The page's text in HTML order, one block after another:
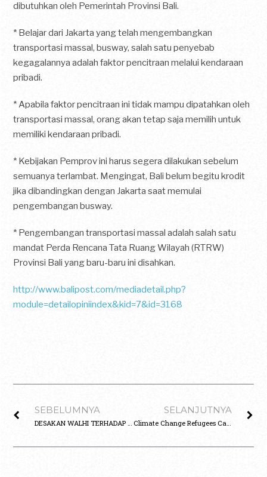
dibutuhkan oleh Pemerintah Provinsi Bali.
* Belajar dari Jakarta yang telah mengembangkan
transportasi massal, busway, salah satu penyebab
kegagalannya adalah faktor pencitraan melalui kendaraan
pribadi.
* Apabila faktor pencitraan ini tidak mampu dipatahkan oleh
transportasi massal, orang akan tetap saja memilih untuk
memiliki kendaraan pribadi.
* Kebijakan Pemprov ini harus segera dilakukan sebelum
semuanya terlambat. Mengingat, Bali belum begitu krodit
jika dibandingkan dengan Jakarta saat memulai
pengembangan busway.
* Pengembangan transportasi massal adalah salah satu
mandat Perda Rencana Tata Ruang Wilayah (RTRW)
Provinsi Bali yang baru-baru ini disahkan.
http://www.balipost.com/mediadetail.php?
module=detailopiniindex&kid=7&id=3168
SEBELUMNYA
DESAKAN WALHI TERHADAP PEMBANGUNAN VILA CANDIDASA DI LERENG BARAT BUKIT GUMANG, KARANGASEM
SELANJUTNYA
Climate Change Refugees Camp: to Encourage Sekartaji Go Green Village